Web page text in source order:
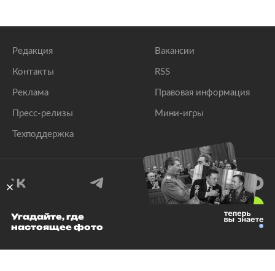
Редакция
Контакты
Реклама
Пресс-релизы
Техподдержка
Вакансии
RSS
Правовая информация
Мини-игры
© 1999–2026 Все права защищены.
Угадайте, где
настоящее фото